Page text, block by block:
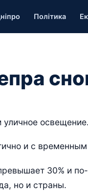
Політика
уличное освещение.
и с
30% и
но и страны.